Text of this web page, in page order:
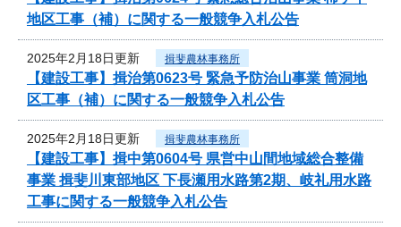
地区工事（補）に関する一般競争入札公告
2025年2月18日更新 揖斐農林事務所
【建設工事】揖治第0623号 緊急予防治山事業 筒洞地
区工事（補）に関する一般競争入札公告
2025年2月18日更新 揖斐農林事務所
【建設工事】揖中第0604号 県営中山間地域総合整備
事業 揖斐川東部地区 下長瀬用水路第2期、岐礼用水路
工事に関する一般競争入札公告